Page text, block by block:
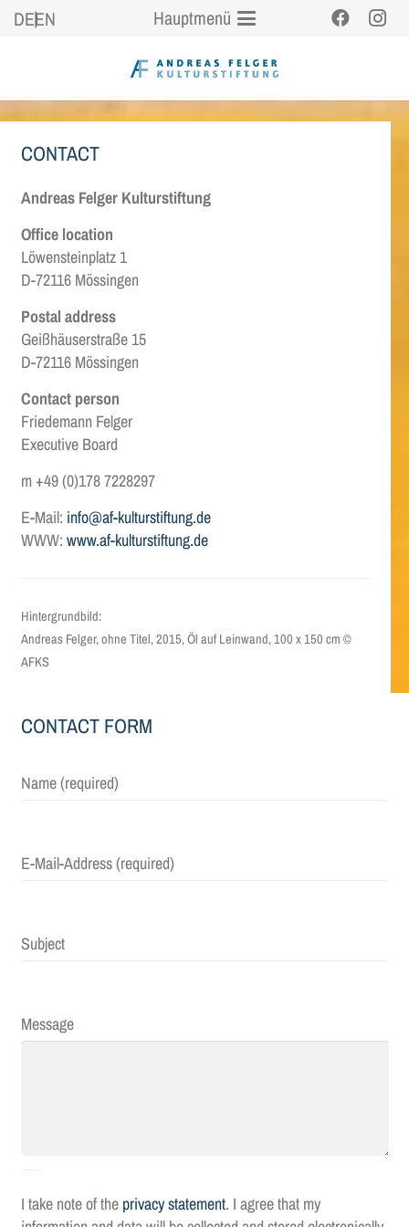
DEEN Hauptmenü
CONTACT
Andreas Felger Kulturstiftung
Office location
Löwensteinplatz 1
D-72116 Mössingen
Postal address
Geißhäuserstraße 15
D-72116 Mössingen
Contact person
Friedemann Felger
Executive Board
m +49 (0)178 7228297
E-Mail: info@af-kulturstiftung.de
WWW: www.af-kulturstiftung.de
Hintergrundbild:
Andreas Felger, ohne Titel, 2015, Öl auf Leinwand, 100 x 150 cm ©
AFKS
CONTACT FORM
Name (required)
E-Mail-Address (required)
Subject
Message
I take note of the privacy statement. I agree that my